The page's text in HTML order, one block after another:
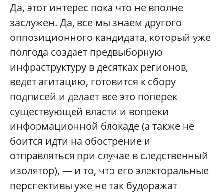
Да, этот интерес пока что не вполне
заслужен. Да, все мы знаем другого
оппозиционного кандидата, который уже
полгода создает предвыборную
инфраструктуру в десятках регионов,
ведет агитацию, готовится к сбору
подписей и делает все это поперек
существующей власти и вопреки
информационной блокаде (а также не
боится идти на обострение и
отправляться при случае в следственный
изолятор), — и то, что его электоральные
перспективы уже не так будоражат